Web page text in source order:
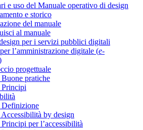
e uso del Manuale operativo di design
e storico
del manuale
al manuale
per i servizi pubblici digitali
l’amministrazione digitale (e-
progettuale
Buone pratiche
Principi
Definizione
Accessibilità by design
per l’accessibilità